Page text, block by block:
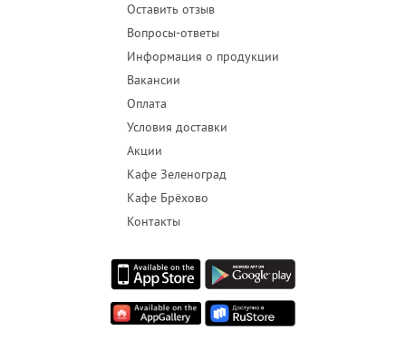
Оставить отзыв
Вопросы-ответы
Информация о продукции
Вакансии
Оплата
Условия доставки
Акции
Кафе Зеленоград
Кафе Брёхово
Контакты